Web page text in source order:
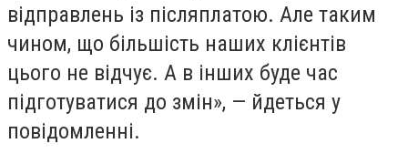
відправлень із післяплатою. Але таким
чином, що більшість наших клієнтів
цього не відчує. А в інших буде час
підготуватися до змін», — йдеться у
повідомленні.